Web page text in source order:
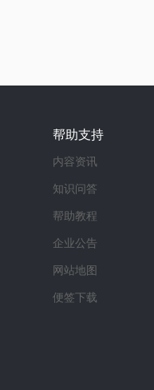
帮助支持
内容资讯
知识问答
帮助教程
企业公告
网站地图
便签下载